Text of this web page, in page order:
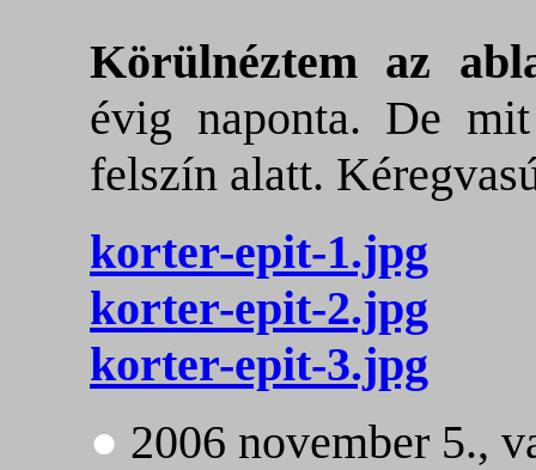
Körülnéztem az
évig naponta. De
felszín alatt.
korter-epit-1.jpg
korter-epit-2.jpg
korter-epit-3.jpg
● 2006 november 5.,